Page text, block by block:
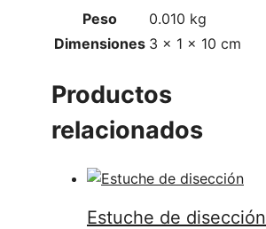
Peso
0.010 kg
Dimensiones 3 × 1 × 10 cm
Productos
relacionados
Estuche de disección